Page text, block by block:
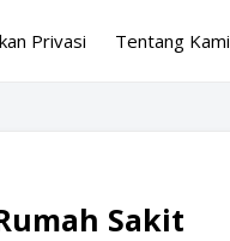
Privasi Tentang Kami
Sakit